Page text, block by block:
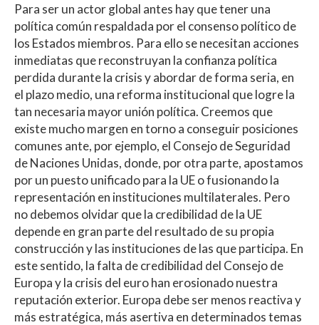
Para ser un actor global antes hay que tener una
política común respaldada por el consenso político de
los Estados miembros. Para ello se necesitan acciones
inmediatas que reconstruyan la confianza política
perdida durante la crisis y abordar de forma seria, en
el plazo medio, una reforma institucional que logre la
tan necesaria mayor unión política. Creemos que
existe mucho margen en torno a conseguir posiciones
comunes ante, por ejemplo, el Consejo de Seguridad
de Naciones Unidas, donde, por otra parte, apostamos
por un puesto unificado para la UE o fusionando la
representación en instituciones multilaterales. Pero
no debemos olvidar que la credibilidad de la UE
depende en gran parte del resultado de su propia
construcción y las instituciones de las que participa. En
este sentido, la falta de credibilidad del Consejo de
Europa y la crisis del euro han erosionado nuestra
reputación exterior. Europa debe ser menos reactiva y
más estratégica, más asertiva en determinados temas